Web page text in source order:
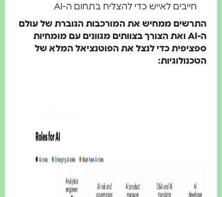
חייבים לאייש כדי להצליח בתחום ה-AI
ממחיש את המורכבות הגוברת של עולם
ה-AI ואת הצורך בצוותים מגוונים עם מומחיות
כדי לנצל את הפוטנציאל המלא של